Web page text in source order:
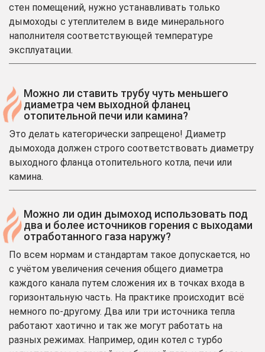
стен помещений, нужно устанавливать только
дымоходы с утеплителем в виде минерального
наполнителя соответствующей температуре
эксплуатации.
Можно ли ставить трубу чуть меньшего
диаметра чем выходной фланец
отопительной печи или камина?
Это делать категорически запрещено! Диаметр
дымохода должен строго соответствовать диаметру
выходного фланца отопительного котла, печи или
камина.
Можно ли один дымоход использовать под
два и более источников горения с выходами
отработанного газа наружу?
По всем нормам и стандартам такое допускается, но
с учётом увеличения сечения общего диаметра
каждого канала путем сложения их в точках входа в
горизонтальную часть. На практике происходит всё
немного по-другому. Два или три источника тепла
работают хаотично и так же могут работать на
разных режимах. Например, один котел с турбо